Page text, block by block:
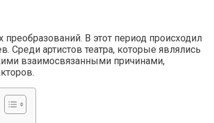
В этот период происходил
артистов театра, которые являлись
взаимосвязанными причинами,